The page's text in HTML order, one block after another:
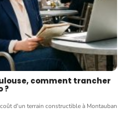
comment trancher
?
d'un terrain constructible à Montauban